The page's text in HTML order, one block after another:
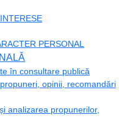
PERSONAL
în consultare publică
opinii, recomandări
analizarea propunerilor,